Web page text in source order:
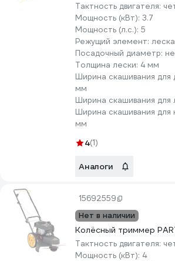
Тактность двигателя:
Мощность (кВт): 3.7
Мощность (л.с.): 5
Режущий элемент: леска
Посадочный диаметр:
Толщина лески: 4 мм
Ширина скашивания для
мм
Ширина скашивания для
Ширина скашивания для
мм
4(1)
Аналоги
15692559
Нет в наличии
Колёсный триммер
Тактность двигателя:
Мощность (кВт): 4